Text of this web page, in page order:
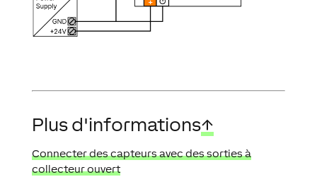
Plus d'informations↑
Connecter des capteurs avec des sorties à
collecteur ouvert